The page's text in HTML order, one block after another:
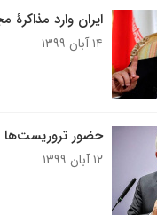
ایران وارد
۱۴ آبان ۱۳۹۹
حضور تروریست‌ها
۱۲ آبان ۱۳۹۹